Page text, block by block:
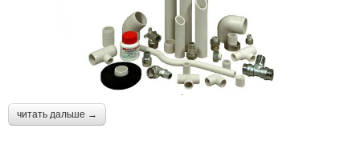
читать дальше →